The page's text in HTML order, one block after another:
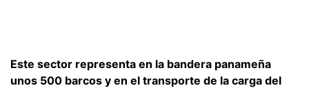
Este sector representa en la bandera panameña
unos 500 barcos y en el transporte de la carga del